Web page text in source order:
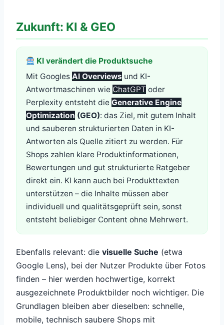
Zukunft: KI & GEO
KI verändert die Produktsuche
Mit Googles AI Overviews und KI-
Antwortmaschinen wie ChatGPToder
Perplexity entsteht die Generative Engine
Optimization (GEO): das Ziel, mit gutem Inhalt
und sauberen strukturierten Daten in KI-
Antworten als Quelle zitiert zu werden. Für
Shops zahlen klare Produktinformationen,
Bewertungen und gut strukturierte Ratgeber
direkt ein. KI kann auch bei Produkttexten
unterstützen – die Inhalte müssen aber
individuell und qualitätsgeprüft sein, sonst
entsteht beliebiger Content ohne Mehrwert.
Ebenfalls relevant: die visuelle Suche (etwa
Google Lens), bei der Nutzer Produkte über Fotos
finden – hier werden hochwertige, korrekt
ausgezeichnete Produktbilder noch wichtiger. Die
Grundlagen bleiben aber dieselben: schnelle,
mobile, technisch saubere Shops mit